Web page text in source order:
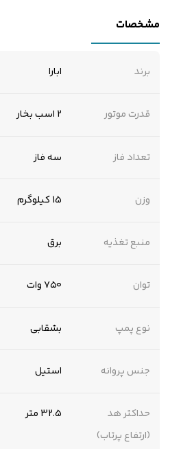
مشخصات
برند ابارا
قدرت موتور 2 اسب بخار
تعداد فاز سه فاز
وزن 15 کیلوگرم
منبع تغذیه برق
توان ۷۵۰ وات
نوع پمپ بشقابی
جنس پروانه استیل
حداکثر هد
(ارتفاع پرتاب)
32.5 متر